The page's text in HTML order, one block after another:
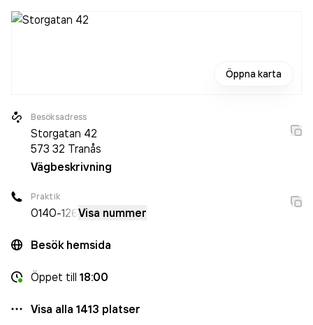
Tandläkare Per Petersson
Öppna karta
Besöksadress
Storgatan 42
573 32 Tranås
Vägbeskrivning
Praktik
0140-126Visa nummer
Besök hemsida
Öppet till 18:00
Visa alla 1413 platser